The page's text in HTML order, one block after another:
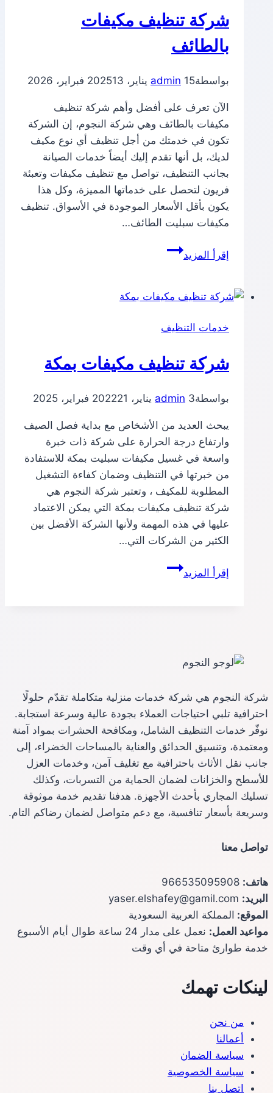
شركة تنظيف مكيفات
بالطائف
بواسطة admin 15 يناير، 2025 13 فبراير، 2026
الآن تعرف على أفضل وأهم شركة تنظيف
مكيفات بالطائف وهي شركة النجوم، إن الشركة
تكون في خدمتك من أجل تنظيف أي نوع مكيف
لديك، بل أنها تقدم إليك أيضاً خدمات الصيانة
بجانب التنظيف، تواصل مع تنظيف مكيفات وتعبئة
فريون لتحصل على خدماتها المميزة، وكل هذا
يكون بأقل الأسعار الموجودة في الأسواق. تنظيف
مكيفات سبليت الطائف…
إقرأ المزيدشركة
بالطائف
خدمات التنظيف
شركة تنظيف مكيفات بمكة
بواسطة admin 3 يناير، 2022 21 فبراير، 2025
يبحث العديد من الأشخاص مع بداية فصل الصيف
وارتفاع درجة الحرارة على شركة ذات خبرة
واسعة في غسيل مكيفات سبليت بمكة للاستفادة
من خبرتها في التنظيف وضمان كفاءة التشغيل
المطلوبة للمكيف ، وتعتبر شركة النجوم هي
شركة تنظيف مكيفات بمكة التي يمكن الاعتماد
عليها في هذه المهمة ولأنها الشركة الأفضل بين
الكثير من الشركات التي…
إقرأ المزيدشركة
شركة النجوم هي شركة خدمات منزلية متكاملة تقدّم حلولًا
احترافية تلبي احتياجات العملاء بجودة عالية وسرعة استجابة.
نوفّر خدمات التنظيف الشامل، ومكافحة الحشرات بمواد آمنة
ومعتمدة، وتنسيق الحدائق والعناية بالمساحات الخضراء، إلى
جانب نقل الأثاث باحترافية مع تغليف آمن، وخدمات العزل
للأسطح والخزانات لضمان الحماية من التسربات، وكذلك
تسليك المجاري بأحدث الأجهزة. هدفنا تقديم خدمة موثوقة
وسريعة بأسعار تنافسية، مع دعم متواصل لضمان رضاكم التام.
تواصل معنا
هاتف:
البريد:
الموقع: المملكة العربية السعودية
مواعيد العمل: نعمل على مدار 24 ساعة طوال أيام الأسبوع
خدمة طوارئ متاحة في أي وقت
لينكات تهمك
من نحن
أعمالنا
سياسة الضمان
سياسة الخصوصية
اتصل بنا